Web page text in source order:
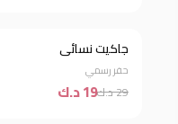
خصم 34%
جاكيت نسائي
حفر رسمي
29 د.ك 19 د.ك